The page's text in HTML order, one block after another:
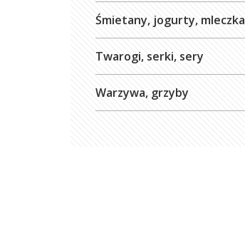
Śmietany, jogurty, mleczka
Twarogi, serki, sery
Warzywa, grzyby